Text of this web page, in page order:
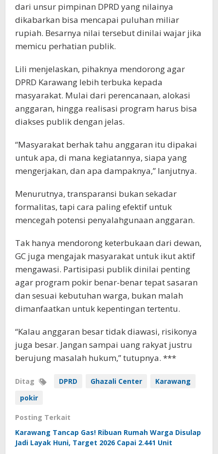
dari unsur pimpinan DPRD yang nilainya
dikabarkan bisa mencapai puluhan miliar
rupiah. Besarnya nilai tersebut dinilai wajar jika
memicu perhatian publik.
Lili menjelaskan, pihaknya mendorong agar
DPRD Karawang lebih terbuka kepada
masyarakat. Mulai dari perencanaan, alokasi
anggaran, hingga realisasi program harus bisa
diakses publik dengan jelas.
“Masyarakat berhak tahu anggaran itu dipakai
untuk apa, di mana kegiatannya, siapa yang
mengerjakan, dan apa dampaknya,” lanjutnya.
Menurutnya, transparansi bukan sekadar
formalitas, tapi cara paling efektif untuk
mencegah potensi penyalahgunaan anggaran.
Tak hanya mendorong keterbukaan dari dewan,
GC juga mengajak masyarakat untuk ikut aktif
mengawasi. Partisipasi publik dinilai penting
agar program pokir benar-benar tepat sasaran
dan sesuai kebutuhan warga, bukan malah
dimanfaatkan untuk kepentingan tertentu.
“Kalau anggaran besar tidak diawasi, risikonya
juga besar. Jangan sampai uang rakyat justru
berujung masalah hukum,” tutupnya. ***
Ditag DPRD Ghazali Center
Karawang
pokir
Posting Terkait
Karawang Tancap Gas! Ribuan Rumah Warga Disulap
Jadi Layak Huni, Target 2026 Capai 2.441 Unit